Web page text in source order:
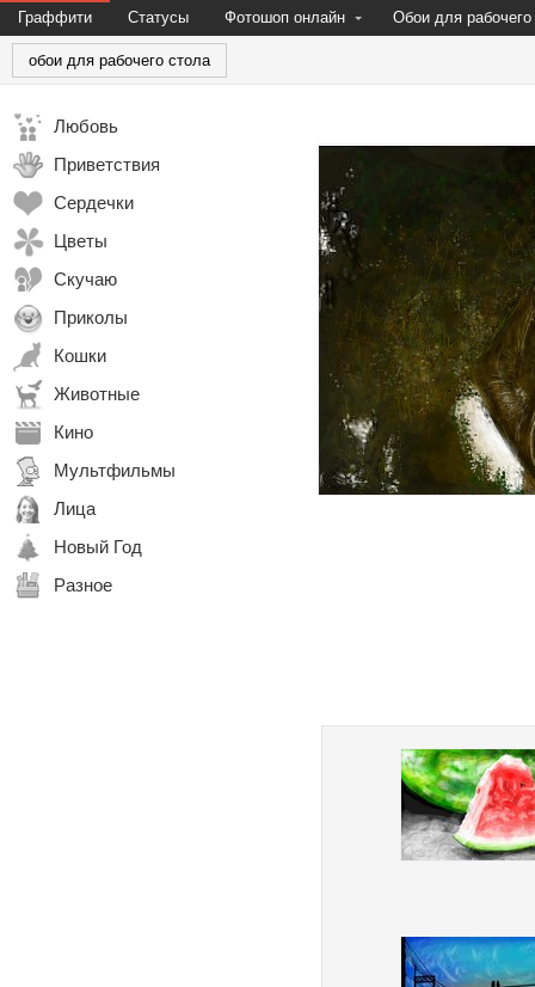
Граффити Статусы Фотошоп онлайн Обои для рабочего
обои для рабочего стола
Любовь
Приветствия
Сердечки
Цветы
Скучаю
Приколы
Кошки
Животные
Кино
Мультфильмы
Лица
Новый Год
Разное